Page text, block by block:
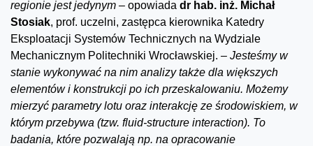
regionie jest jedynym – opowiada dr hab. inż. Michał
Stosiak, prof. uczelni, zastępca kierownika Katedry
Eksploatacji Systemów Technicznych na Wydziale
Mechanicznym Politechniki Wrocławskiej. – Jesteśmy w
stanie wykonywać na nim analizy także dla większych
elementów i konstrukcji po ich przeskalowaniu. Możemy
mierzyć parametry lotu oraz interakcję ze środowiskiem, w
którym przebywa (tzw. fluid-structure interaction). To
badania, które pozwalają np. na opracowanie